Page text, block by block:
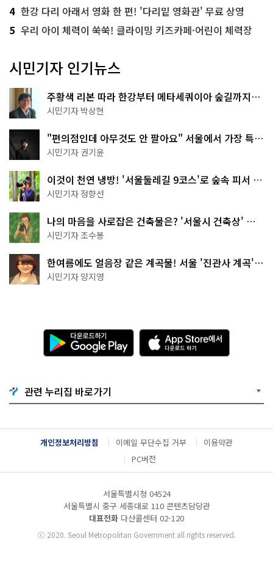
4 한강 다리 아래서 영화 한 편! '다리밑 영화관' 무료 상영
5 우리 아이 체력이 쑥쑥! 클라이밍 키즈카페·어린이 체력장
시민기자 인기뉴스
주황색 리본 따라 한강부터 메타세쿼이아 숲길까지…
서울둘레길 15코스
시민기자 박상현
"편의점인데 아무것도 안 팔아요" 서울에서 가장 특별
한 편의점의 정체
시민기자 권기윤
이것이 천연 냉방! '서울둘레길 9코스'로 숲속 피서 떠
나볼까
시민기자 정향선
나의 마음을 사로잡은 건축물은? '서울시 건축상' 수
상작 공개!
시민기자 조수봉
한여름에도 얼음장 같은 계곡물! 서울 '진관사 계곡'이
천국이네~
시민기자 양지영
다
운
로
기
G
o
g
l
e
A
p
p
e
서
다
운
관련 누리집 바로가기
개인정보처리방침 이메일 무단수집 거부
이용약관
PC버전
서울특별시청 04524
서울특별시 중구 세종대로 110 콘텐츠담당관
대표전화 다산콜센터 02-120
ⓒ2020. Seoul Metropolitan Government all rights reserved.